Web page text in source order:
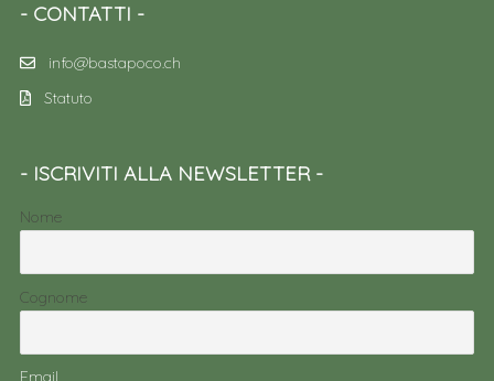
CONTATTI
info@bastapoco.ch
Statuto
ISCRIVITI ALLA NEWSLETTER
Nome
Cognome
Email